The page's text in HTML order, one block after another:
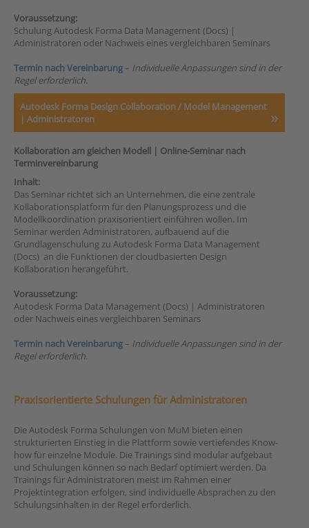
Voraussetzung:
Schulung Autodesk Forma Data Management (Docs) |
Administratoren oder Nachweis eines vergleichbaren Seminars
Termin nach Vereinbarung– Individuelle Anpassungen sind in der
Regel erforderlich.
Autodesk Forma Design Collaboration / Model Management
| Administratoren
Kollaboration am gleichen Modell | Online-Seminar nach
Terminvereinbarung
Inhalt:
Das Seminar richtet sich an Unternehmen, die eine zentrale
Kollaborationsplatform für den Planungsprozess und die
Modellkoordination praxisorientiert einführen wollen. Im
Seminar werden Administratoren, aufbauend auf die
Grundlagenschulung zu Autodesk Forma Data Management
(Docs) an die Funktionen der cloudbasierten Design
Kollaboration herangeführt.
Voraussetzung:
Autodesk Forma Data Management (Docs) | Administratoren
oder Nachweis eines vergleichbaren Seminars
Termin nach Vereinbarung– Individuelle Anpassungen sind in der
Regel erforderlich.
Praxisorientierte Schulungen für Administratoren
Die Autodesk Forma Schulungen von MuM bieten einen
strukturierten Einstieg in die Plattform sowie vertiefendes Know-
how für einzelne Module. Die Trainings sind modular aufgebaut
und Schulungen können so nach Bedarf optimiert werden. Da
Trainings für Administratoren meist im Rahmen einer
Projektintegration erfolgen, sind individuelle Absprachen zu den
Schulungsinhalten in der Regel erforderlich.